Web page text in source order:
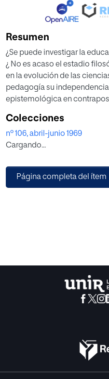
Resumen
¿Se puede investigar la
¿ No es acaso el estadio
en la evolución de las
pedagogía su
epistemológica en
matematización, y la
un control exacto de
para comprobar la verdad o
Colecciones
nº 106, abril-junio 1969
Cargando...
Página completa del ítem